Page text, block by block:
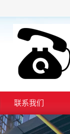
联系我们